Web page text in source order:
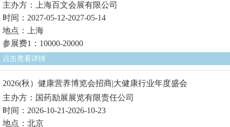
主办方：上海百文会展有限公司
时间：2027-05-12-2027-05-14
地点：上海
参展费1：10000-20000
点击查看详情
2026(秋）健康营养博览会招商|大健康行业年度盛会
主办方：国药励展展览有限责任公司
时间：2026-10-21-2026-10-23
地点：北京